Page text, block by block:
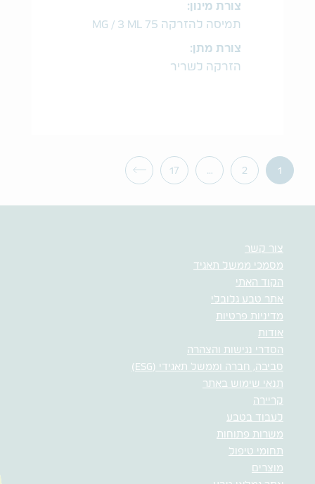
צורת מינון:
תמיסה להזרקה 75 MG / 3 ML
צורת מתן:
הזרקה לשריר
1
2
…
17
צור קשר
מסמכי ממשל תאגיד
הקוד האתי
אתר טבע גלובלי
מדיניות פרטיות
אודות
הסדרי נגישות והצהרה
סביבה, חברה וממשל תאגידי (ESG)
תנאי שימוש באתר
קריירה
לעבוד בטבע
משרות פתוחות
תחומי טיפול
מוצרים